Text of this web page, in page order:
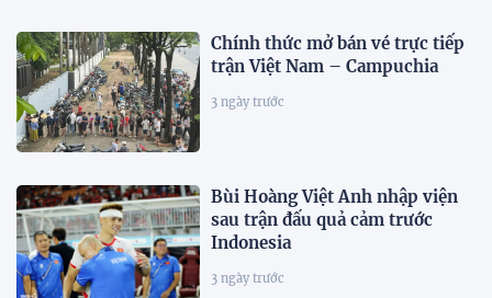
Chính thức mở bán vé trực tiếp
trận Việt Nam – Campuchia
3 ngày trước
Bùi Hoàng Việt Anh nhập viện
sau trận đấu quả cảm trước
Indonesia
3 ngày trước